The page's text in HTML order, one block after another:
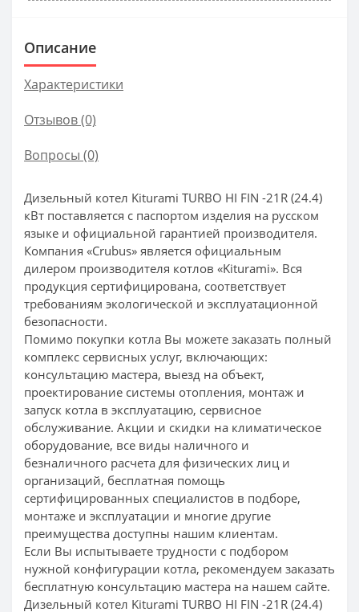
Описание
Характеристики
Отзывов (0)
Вопросы (0)
Дизельный котел Kiturami TURBO HI FIN -21R (24.4)
кВт поставляется с паспортом изделия на русском
языке и официальной гарантией производителя.
Компания «Crubus» является официальным
дилером производителя котлов «Kiturami». Вся
продукция сертифицирована, соответствует
требованиям экологической и эксплуатационной
безопасности.
Помимо покупки котла Вы можете заказать полный
комплекс сервисных услуг, включающих:
консультацию мастера, выезд на объект,
проектирование системы отопления, монтаж и
запуск котла в эксплуатацию, сервисное
обслуживание. Акции и скидки на климатическое
оборудование, все виды наличного и
безналичного расчета для физических лиц и
организаций, бесплатная помощь
сертифицированных специалистов в подборе,
монтаже и эксплуатации и многие другие
преимущества доступны нашим клиентам.
Если Вы испытываете трудности с подбором
нужной конфигурации котла, рекомендуем заказать
бесплатную консультацию мастера на нашем сайте.
Дизельный котел Kiturami TURBO HI FIN -21R (24.4)